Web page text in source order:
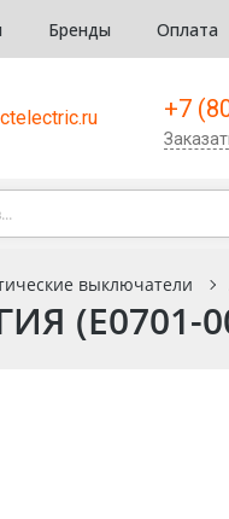
Бренды Оплата
+7
выключатели
(Е0701-